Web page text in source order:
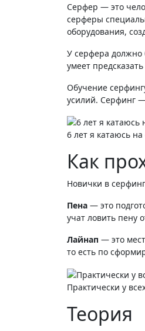
Серфер — это
серферы
оборудования,
У серфера должно
умеет
Обучение
усилий. Серфинг
6 лет я катаюсь
Как
Новички в
Пена — это
учат ловить пену
Лайнап — это
то есть по
Практически у
Теория